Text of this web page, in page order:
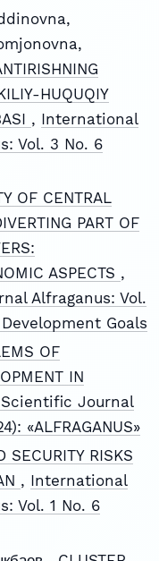
HUQUQIY
, International
Vol. 3 No. 6
OF CENTRAL
PART OF
ASPECTS ,
Alfraganus: Vol.
Goals
OF
IN
Journal
«ALFRAGANUS»
SECURITY RISKS
, International
Vol. 1 No. 6